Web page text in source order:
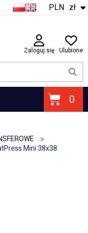
zł
PLN
Zaloguj się Ulubione
Mini 38x38